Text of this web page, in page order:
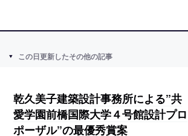
この日更新したその他の記事
乾久美子建築設計事務所による”共
愛学園前橋国際大学４号館設計プロ
ポーザル”の最優秀賞案